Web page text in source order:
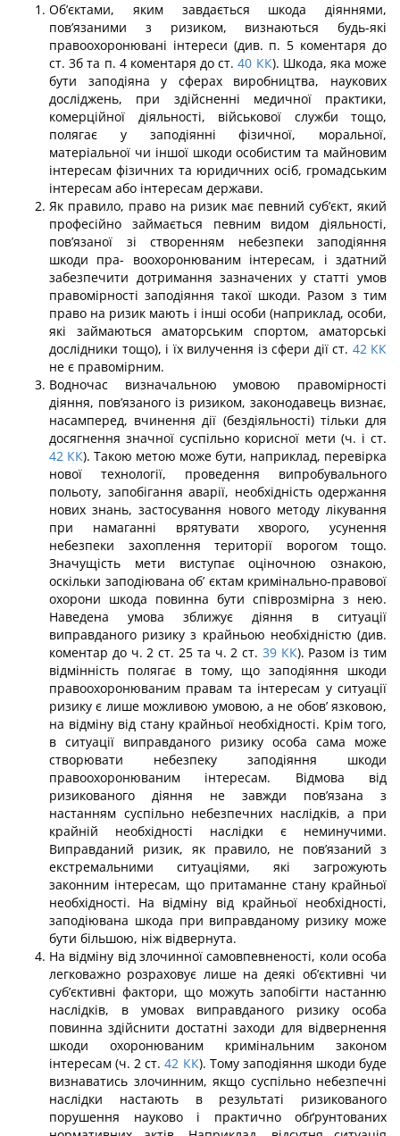
Об’єктами, яким завдається шкода діяннями,
пов’язаними з ризиком, визна­ються будь-які
правоохоронювані інтереси (див. п. 5 коментаря до
ст. 3б та п. 4 ко­ментаря до ст. 40 КК). Шкода, яка може
бути заподіяна у сферах виробництва, науко­вих
досліджень, при здійсненні медичної практики,
комерційної діяльності, військової служби тощо,
полягає у заподіянні фізичної, моральної,
матеріальної чи іншої шкоди особистим та майновим
інтересам фізичних та юридичних осіб, громадським
інте­ресам або інтересам держави.
Як правило, право на ризик має певний суб’єкт, який
професійно займається певним видом діяльності,
пов’язаної зі створенням небезпеки заподіяння
шкоди пра- воохоронюваним інтересам, і здатний
забезпечити дотримання зазначених у статті умов
правомірності заподіяння такої шкоди. Разом з тим
право на ризик мають і інші особи (наприклад, особи,
які займаються аматорським спортом, аматорські
дослідни­ки тощо), і їх вилучення із сфери дії ст. 42 КК
не є правомірним.
Водночас визначальною умовою правомірності
діяння, пов’язаного із ризиком, законодавець визнає,
насамперед, вчинення дії (бездіяльності) тільки для
досягнення значної суспільно корисної мети (ч. і ст.
42 КК). Такою метою може бути, наприклад, перевірка
нової технології, проведення випробувального
польоту, запобігання аварії, необхідність одержання
нових знань, застосування нового методу лікування
при на­маганні врятувати хворого, усунення
небезпеки захоплення території ворогом тощо.
Значущість мети виступає оціночною ознакою,
оскільки заподіювана об’ єктам кри­мінально-правової
охорони шкода повинна бути співрозмірна з нею.
Наведена умова зближує діяння в ситуації
виправданого ризику з крайньою необхідністю (див.
комен­тар до ч. 2 ст. 25 та ч. 2 ст. 39 КК). Разом із тим
відмінність полягає в тому, що заподіяння шкоди
правоохоронюваним правам та інтересам у ситуації
ризику є лише можливою умовою, а не обов’ язковою,
на відміну від стану крайньої необхідності. Крім того,
в ситуації виправданого ризику особа сама може
створювати небезпеку заподіяння шкоди
правоохоронюваним інтересам. Відмова від
ризикованого діяння не завжди пов’язана з
настанням суспільно небезпечних наслідків, а при
крайній необхідності наслідки є неминучими.
Виправданий ризик, як правило, не пов’язаний з
екстремальними ситуаціями, які загрожують
законним інтересам, що притаманне стану крайньої
необхідності. На відміну від крайньої необхідності,
заподіювана шко­да при виправданому ризику може
бути більшою, ніж відвернута.
На відміну від злочинної самовпевненості, коли особа
легковажно розраховує лише на деякі об’єктивні чи
суб’єктивні фактори, що можуть запобігти настанню
на­слідків, в умовах виправданого ризику особа
повинна здійснити достатні заходи для відвернення
шкоди охоронюваним кримінальним законом
інтересам (ч. 2 ст. 42 КК). Тому заподіяння шкоди буде
визнаватись злочинним, якщо суспільно небезпечні
на­слідки настають в результаті ризикованого
порушення науково і практично обґрунто­ваних